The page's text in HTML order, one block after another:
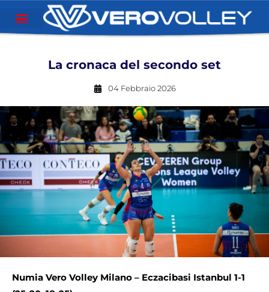
La cronaca del secondo set
04 Febbraio 2026
Numia Vero Volley Milano – Eczacibasi Istanbul 1-1